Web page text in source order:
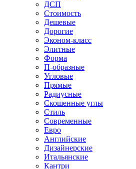
ДСП
Стоимость
Дешевые
Дорогие
Эконом-класс
Элитные
Форма
П-образные
Угловые
Прямые
Радиусные
Скошенные углы
Стиль
Современные
Евро
Английские
Дизайнерские
Итальянские
Кантри